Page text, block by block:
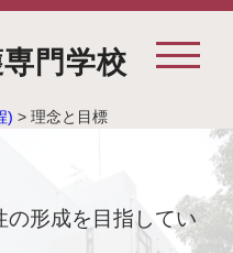
門学校
) > 理念と目標
の形成を目指してい